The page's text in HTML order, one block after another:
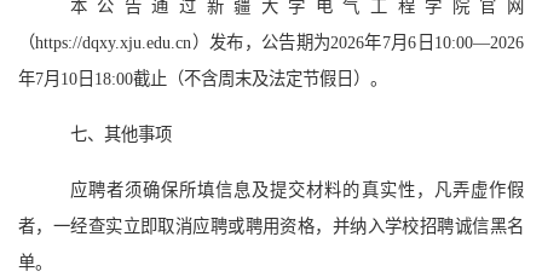
本公告通过新疆大学电气工程学院官网
（https://dqxy.xju.edu.cn） 发布，公告期为2026年7月6 日10:00—2026
年7月 10日18:00截止（不含周末及法定节假日）。
七、其他事项
应聘者须确保所填信息及提交材料的真实性，凡弄虚作假
者，一经查实立即取消应聘或聘用资格，并纳入学校招聘诚信黑名
单。